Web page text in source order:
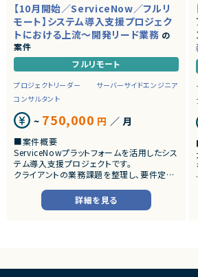
【10月開始／ServiceNow／フルリ
モート】システム導入支援プロジェク
トにおける上流～開発リード業務 の
案件
フルリモート
プロジェクトリーダー
サーバーサイドエンジニア
コンサルタント
~ 750,000 円 ／ 月
■案件概要
ServiceNowプラットフォームを活用したシス
テム導入支援プロジェクトです。
クライアントの業務課題を整理し、要件定義
だきます。
詳細を見る